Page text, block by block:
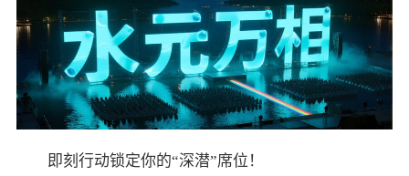
即刻行动锁定你的“深潜”席位！